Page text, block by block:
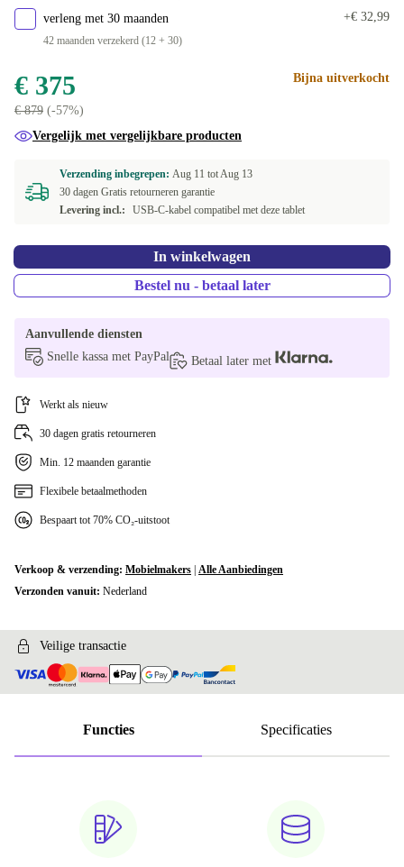
1000 GB +€ 269
verleng met 30 maanden
42 maanden verzekerd (12 + 30)
+€ 32,99
€ 375
€ 879 (-57%)
Bijna uitverkocht
Vergelijk met vergelijkbare producten
Verzending inbegrepen: Aug 11 totAug 13
30 dagen Gratis retourneren garantie
Levering incl.:
USB-C-kabel compatibel met deze tablet
In winkelwagen
Bestel nu - betaal later
Aanvullende diensten
Snelle kassa met PayPal
Betaal later met
Werkt als nieuw
30 dagen gratis retourneren
Min. 12 maanden garantie
Flexibele betaalmethoden
Bespaart tot 70% CO₂-uitstoot
Verkoop & verzending: Mobielmakers Alle Aanbiedingen
Verzonden vanuit: Nederland
Veilige transactie
Functies Specificaties